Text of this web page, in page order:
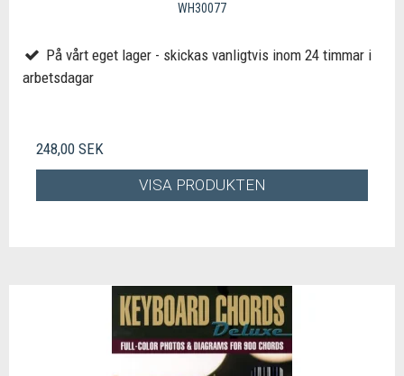
WH30077
På vårt eget lager - skickas vanligtvis inom 24 timmar i
arbetsdagar
248,00 SEK
VISA PRODUKTEN